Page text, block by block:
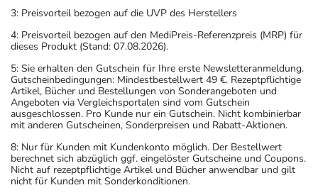
3: Preisvorteil bezogen auf die UVP des Herstellers
4: Preisvorteil bezogen auf den MediPreis-Referenzpreis (MRP) für
dieses Produkt (Stand: 07.08.2026).
5: Sie erhalten den Gutschein für Ihre erste Newsletteranmeldung.
Gutscheinbedingungen: Mindestbestellwert 49 €. Rezeptpflichtige
Artikel, Bücher und Bestellungen von Sonderangeboten und
Angeboten via Vergleichsportalen sind vom Gutschein
ausgeschlossen. Pro Kunde nur ein Gutschein. Nicht kombinierbar
mit anderen Gutscheinen, Sonderpreisen und Rabatt-Aktionen.
8: Nur für Kunden mit Kundenkonto möglich. Der Bestellwert
berechnet sich abzüglich ggf. eingelöster Gutscheine und Coupons.
Nicht auf rezeptpflichtige Artikel und Bücher anwendbar und gilt
nicht für Kunden mit Sonderkonditionen.